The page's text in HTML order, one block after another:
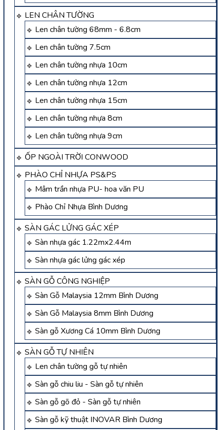
LEN CHÂN TƯỜNG
Len chân tường 68mm - 6.8cm
Len chân tường 7.5cm
Len chân tường nhựa 10cm
Len chân tường nhựa 12cm
Len chân tường nhựa 15cm
Len chân tường nhựa 8cm
Len chân tường nhựa 9cm
ỐP NGOÀI TRỜI CONWOOD
PHÀO CHỈ NHỰA PS&PS
Mâm trần nhựa PU- hoa văn PU
Phào Chỉ Nhựa Bình Dương
SÀN GÁC LỬNG GÁC XÉP
Sàn nhựa gác 1.22mx2.44m
Sàn nhựa gác lửng gác xép
SÀN GỖ CÔNG NGHIỆP
Sàn Gỗ Malaysia 12mm Bình Dương
Sàn Gỗ Malaysia 8mm Bình Dương
Sàn gỗ Xương Cá 10mm Bình Dương
SÀN GỖ TỰ NHIÊN
Len chân tường gỗ tự nhiên
Sàn gỗ chiu liu - Sàn gỗ tự nhiên
Sàn gỗ gõ đỏ - Sàn gỗ tự nhiên
Sàn gỗ kỹ thuật INOVAR Bình Dương